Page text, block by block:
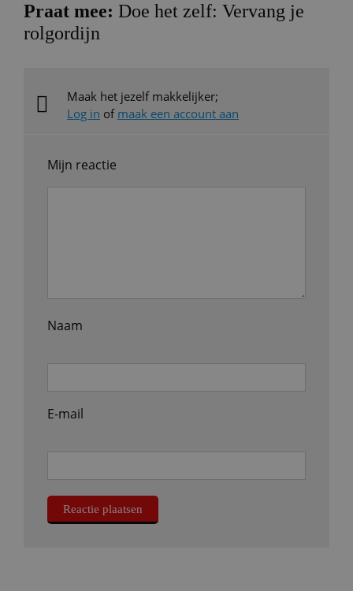
Praat mee: Doe het zelf: Vervang je
rolgordijn
Maak het jezelf makkelijker;
Log in of maak een account aan
Mijn reactie
Naam
E-mail